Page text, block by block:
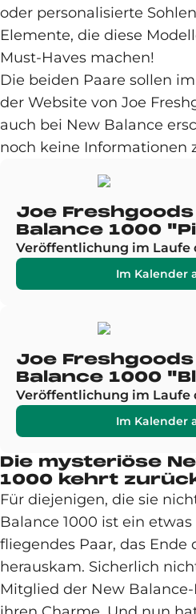
oder personalisierte
Elemente, die diese
Must-Haves machen!
Die beiden Paare sollen
der Website von Joe
auch bei New Balance
noch keine Informationen
Joe
Balance 1000
Veröffentlichung im Laufe
Im Kalender
Joe
Balance 1000
Veröffentlichung im Laufe
Im Kalender
Die mysteriöse
1000 kehrt
Für diejenigen, die sie
Balance 1000 ist ein
fliegendes Paar, das Ende
herauskam. Sicherlich
Mitglied der New